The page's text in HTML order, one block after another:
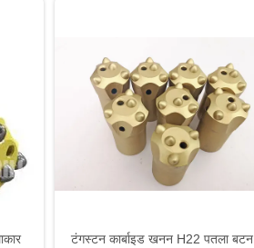
टंगस्टन कार्बाइड खनन H22 पतला बटन